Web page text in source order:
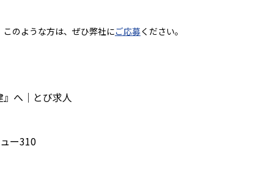
このような方は、ぜひ弊社にご応募ください。
へ｜とび求人
ー310